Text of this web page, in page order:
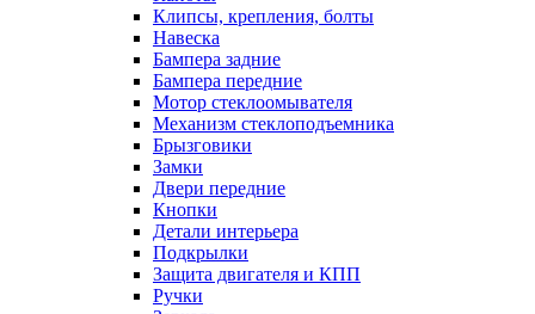
Клипсы, крепления, болты
Навеска
Бампера задние
Бампера передние
Мотор стеклоомывателя
Механизм стеклоподъемника
Брызговики
Замки
Двери передние
Кнопки
Детали интерьера
Подкрылки
Защита двигателя и КПП
Ручки